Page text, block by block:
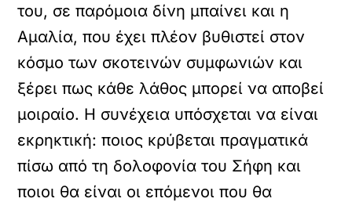
του, σε παρόμοια δίνη μπαίνει και η
Αμαλία, που έχει πλέον βυθιστεί στον
κόσμο των σκοτεινών συμφωνιών και
ξέρει πως κάθε λάθος μπορεί να αποβεί
μοιραίο. Η συνέχεια υπόσχεται να είναι
εκρηκτική: ποιος κρύβεται πραγματικά
πίσω από τη δολοφονία του Σήφη και
ποιοι θα είναι οι επόμενοι που θα